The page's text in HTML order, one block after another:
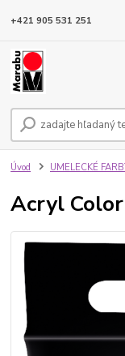
+421 905 531 251
Úvod UMELECKÉ
Acryl